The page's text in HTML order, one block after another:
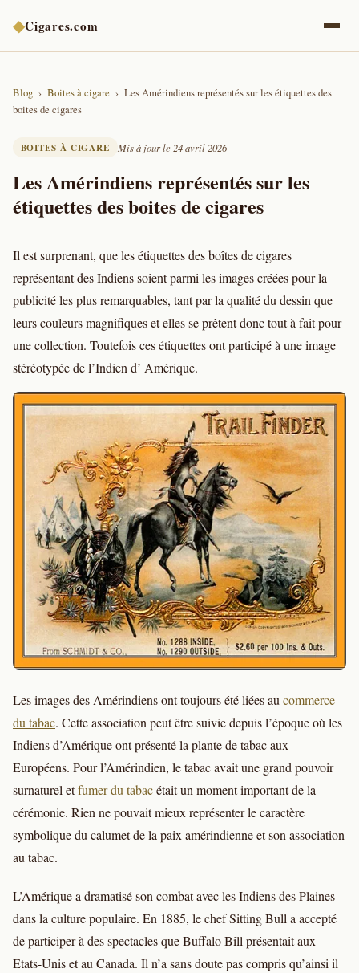
◆Cigares.com
Blog Boites à cigare
Les Amérindiens représentés sur les étiquettes des
boites de cigares
BOITES À CIGARE Mis à jour le 24 avril 2026
Les Amérindiens représentés sur les
étiquettes des boites de cigares
Il est surprenant, que les étiquettes des boîtes de cigares
représentant des Indiens soient parmi les images créées pour la
publicité les plus remarquables, tant par la qualité du dessin que
leurs couleurs magnifiques et elles se prêtent donc tout à fait pour
une collection. Toutefois ces étiquettes ont participé à une image
stéréotypée de l’Indien d’ Amérique.
Les images des Amérindiens ont toujours été liées aucommerce
du tabac. Cette association peut être suivie depuis l’époque où les
Indiens d’Amérique ont présenté la plante de tabac aux
Européens. Pour l’Amérindien, le tabac avait une grand pouvoir
surnaturel etfumer du tabacétait un moment important de la
cérémonie. Rien ne pouvait mieux représenter le caractère
symbolique du calumet de la paix amérindienne et son association
au tabac.
L’Amérique a dramatisé son combat avec les Indiens des Plaines
dans la culture populaire. En 1885, le chef Sitting Bull a accepté
de participer à des spectacles que Buffalo Bill présentait aux
Etats-Unis et au Canada. Il n’a sans doute pas compris qu’ainsi il